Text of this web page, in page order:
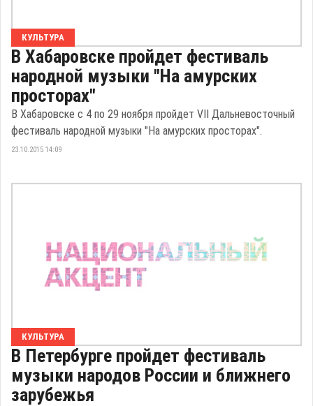
КУЛЬТУРА
В Хабаровске пройдет фестиваль
народной музыки "На амурских
просторах"
В Хабаровске с 4 по 29 ноября пройдет VII Дальневосточный
фестиваль народной музыки "На амурских просторах".
23.10.2015 14:09
КУЛЬТУРА
В Петербурге пройдет фестиваль
музыки народов России и ближнего
зарубежья